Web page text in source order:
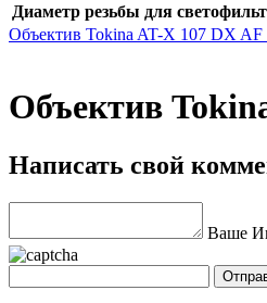
Диаметр резьбы для
Объектив Tokina AT-X 107 DX
Объектив
Написать свой
Ваше